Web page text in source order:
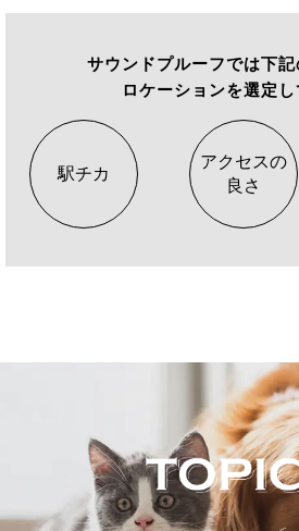
サウンドプルーフでは下
ロケーションを選定
駅チカ
アクセスの
良さ